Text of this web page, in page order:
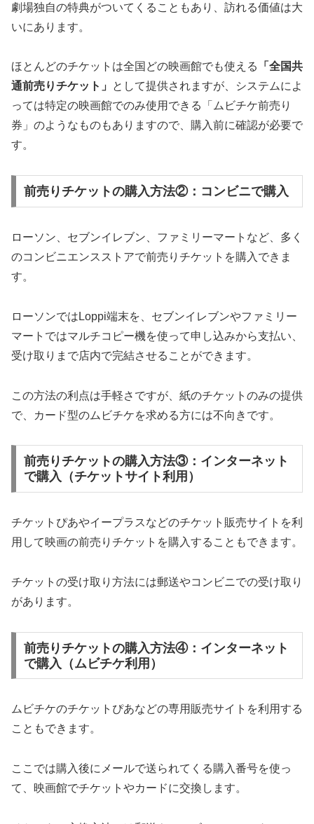
劇場独自の特典がついてくることもあり、訪れる価値は大
いにあります。
ほとんどのチケットは全国どの映画館でも使える
「全国共
通前売りチケット」
として提供されますが、システムによ
っては特定の映画館でのみ使用できる「ムビチケ前売り
券」のようなものもありますので、購入前に確認が必要で
す。
前売りチケットの購入方法②：コンビニで購入
ローソン、セブンイレブン、ファミリーマートなど、多く
のコンビニエンスストアで前売りチケットを購入できま
す。
ローソンではLoppi端末を、セブンイレブンやファミリー
マートではマルチコピー機を使って申し込みから支払い、
受け取りまで店内で完結させることができます。
この方法の利点は手軽さですが、紙のチケットのみの提供
で、カード型のムビチケを求める方には不向きです。
前売りチケットの購入方法③：インターネット
で購入（チケットサイト利用）
チケットぴあやイープラスなどのチケット販売サイトを利
用して映画の前売りチケットを購入することもできます。
チケットの受け取り方法には郵送やコンビニでの受け取り
があります。
前売りチケットの購入方法④：インターネット
で購入（ムビチケ利用）
ムビチケのチケットぴあなどの専用販売サイトを利用する
こともできます。
ここでは購入後にメールで送られてくる購入番号を使っ
て、映画館でチケットやカードに交換します。